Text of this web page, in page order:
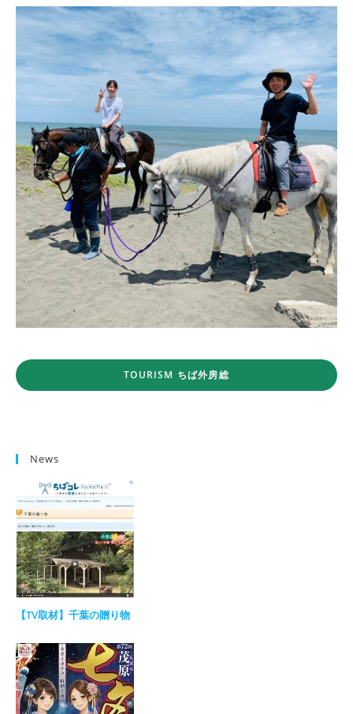
TOURISM ちば外房総
News
【TV取材】千葉の贈り物